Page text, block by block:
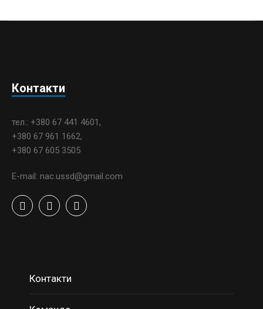
Контакти
тел.: +380 67 441 4601,
+380 67 961 1662,
+380 67 605 3505
E-mail: nac.ussd@gmail.com
Контакти